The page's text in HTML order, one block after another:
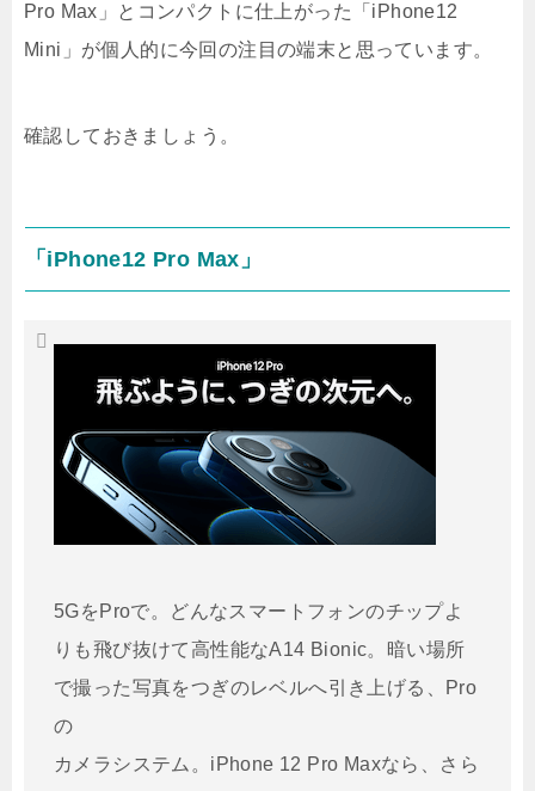
Pro Max」とコンパクトに仕上がった「iPhone12
Mini」が個人的に今回の注目の端末と思っています。
確認しておきましょう。
「iPhone12 Pro Max」
5GをProで。どんなスマートフォンのチップよ
りも飛び抜けて高性能なA14 Bionic。暗い場所
で撮った写真をつぎのレベルへ引き上げる、Pro
の
カメラシステム。iPhone 12 Pro Maxなら、さら